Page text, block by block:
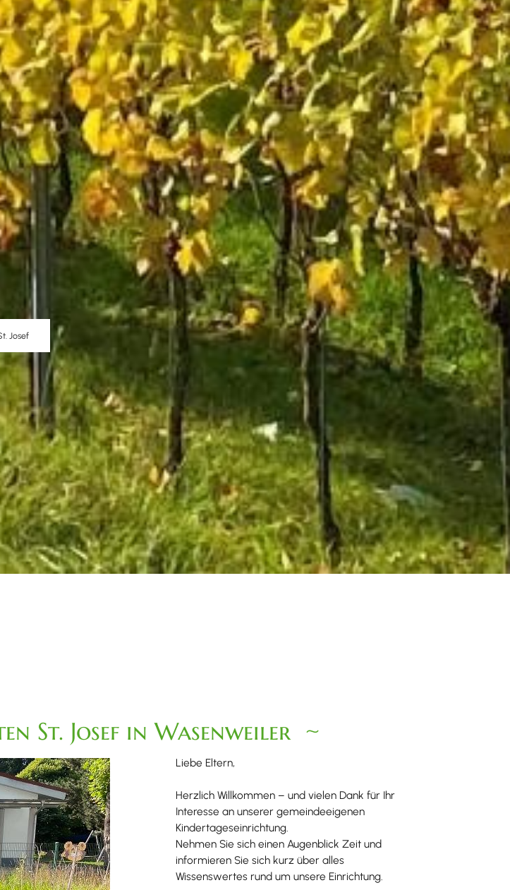
Josef
St. Josef in Wasenweiler
Liebe Eltern,
Herzlich Willkommen – und vielen Dank für Ihr
Interesse an unserer gemeindeeigenen
Kindertageseinrichtung.
Nehmen Sie sich einen Augenblick Zeit und
informieren Sie sich kurz über alles
Wissenswertes rund um unsere Einrichtung.